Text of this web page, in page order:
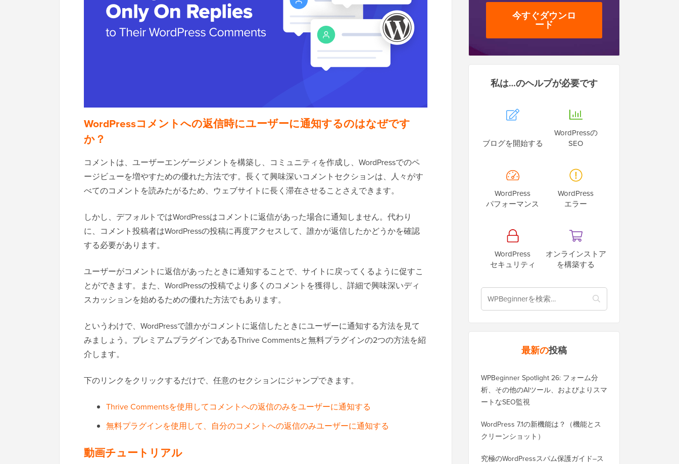
WordPressコメントへの返信時にユーザーに通知するのはなぜです
か？
コメントは、ユーザーエンゲージメントを構築し、コミュニティを作成し、WordPressでのペ
ージビューを増やすための優れた方法です。長くて興味深いコメントセクションは、人々がす
べてのコメントを読みたがるため、ウェブサイトに長く滞在させることさえできます。
しかし、デフォルトではWordPressはコメントに返信があった場合に通知しません。代わり
に、コメント投稿者はWordPressの投稿に再度アクセスして、誰かが返信したかどうかを確認
する必要があります。
ユーザーがコメントに返信があったときに通知することで、サイトに戻ってくるように促すこ
とができます。また、WordPressの投稿でより多くのコメントを獲得し、詳細で興味深いディ
スカッションを始めるための優れた方法でもあります。
というわけで、WordPressで誰かがコメントに返信したときにユーザーに通知する方法を見て
みましょう。プレミアムプラグインであるThrive Commentsと無料プラグインの2つの方法を紹
介します。
下のリンクをクリックするだけで、任意のセクションにジャンプできます。
Thrive Commentsを使用してコメントへの返信のみをユーザーに通知する
無料プラグインを使用して、自分のコメントへの返信のみユーザーに通知する
動画チュートリアル
今すぐダウンロ
ード
私は…のヘルプが必要です
ブログを開始する
WordPressの
SEO
WordPress
パフォーマンス
WordPress
エラー
WordPress
セキュリティ
オンラインストア
を構築する
最新の投稿
WPBeginner Spotlight 26: フォーム分
析、その他のAIツール、およびよりスマ
ートなSEO監視
WordPress 7.1の新機能は？（機能とス
クリーンショット）
究極のWordPressスパム保護ガイド–ス